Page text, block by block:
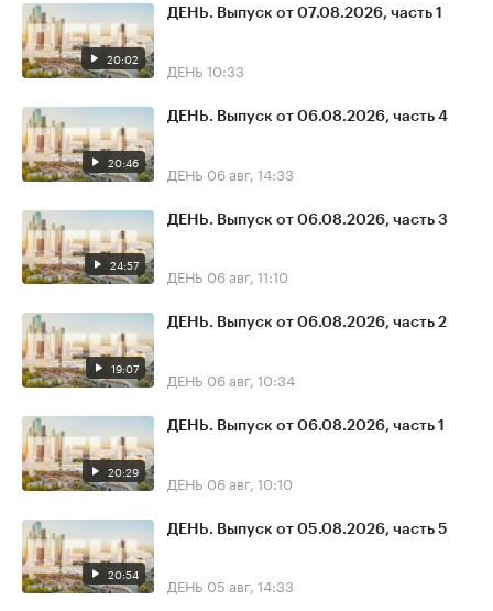
20:02
ДЕНЬ. Выпуск от 07.08.2026, часть 1
ДЕНЬ 10:33
20:46
ДЕНЬ. Выпуск от 06.08.2026, часть 4
ДЕНЬ 06 авг, 14:33
24:57
ДЕНЬ. Выпуск от 06.08.2026, часть 3
ДЕНЬ 06 авг, 11:10
19:07
ДЕНЬ. Выпуск от 06.08.2026, часть 2
ДЕНЬ 06 авг, 10:34
20:29
ДЕНЬ. Выпуск от 06.08.2026, часть 1
ДЕНЬ 06 авг, 10:10
20:54
ДЕНЬ. Выпуск от 05.08.2026, часть 5
ДЕНЬ 05 авг, 14:33